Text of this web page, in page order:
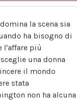
la scena sia
ha bisogno di
l'affare più
una donna
il mondo
stata
non ha alcuna